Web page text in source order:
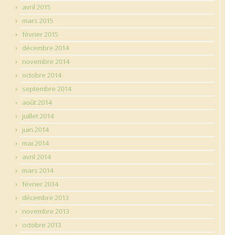
avril 2015
mars 2015
février 2015
décembre 2014
novembre 2014
octobre 2014
septembre 2014
août 2014
juillet 2014
juin 2014
mai 2014
avril 2014
mars 2014
février 2014
décembre 2013
novembre 2013
octobre 2013